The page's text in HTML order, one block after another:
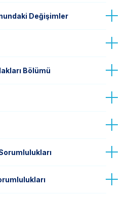
Değişimler
Bölümü